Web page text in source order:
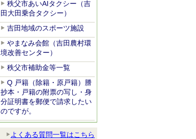
秩父市あいAIタクシー（吉
田大田乗合タクシー）
吉田地域のスポーツ施設
やまなみ会館（吉田農村環
境改善センター）
秩父市補助金等一覧
Q 戸籍（除籍・原戸籍）謄
抄本・戸籍の附票の写し・身
分証明書を郵便で請求したい
のですが。
よくある質問一覧はこちら